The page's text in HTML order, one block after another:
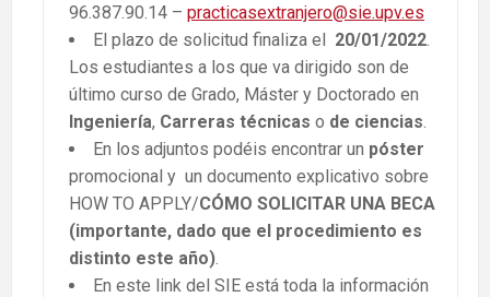
96.387.90.14 – practicasextranjero@sie.upv.es
El plazo de solicitud finaliza el 20/01/2022.
Los estudiantes a los que va dirigido son de
último curso de Grado, Máster y Doctorado en
Ingeniería, Carreras técnicas o de ciencias.
En los adjuntos podéis encontrar un póster
promocional y un documento explicativo sobre
HOW TO APPLY/CÓMO SOLICITAR UNA BECA
(importante, dado que el procedimiento es
distinto este año).
En este link del SIE está toda la información